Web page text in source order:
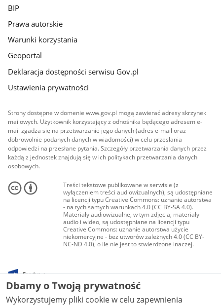
BIP
Prawa autorskie
Warunki korzystania
Geoportal
Deklaracja dostępności serwisu Gov.pl
Ustawienia prywatności
Strony dostępne w domenie www.gov.pl mogą zawierać adresy skrzynek
mailowych. Użytkownik korzystający z odnośnika będącego adresem e-
mail zgadza się na przetwarzanie jego danych (adres e-mail oraz
dobrowolnie podanych danych w wiadomości) w celu przesłania
odpowiedzi na przesłane pytania. Szczegóły przetwarzania danych przez
każdą z jednostek znajdują się w ich politykach przetwarzania danych
osobowych.
Treści tekstowe publikowane w serwisie (z
wyłączeniem treści audiowizualnych), są udostępniane
na licencji typu Creative Commons: uznanie autorstwa
- na tych samych warunkach 4.0 (CC BY-SA 4.0).
Materiały audiowizualne, w tym zdjęcia, materiały
audio i wideo, są udostępniane na licencji typu
Creative Commons: uznanie autorstwa użycie
niekomercyjne - bez utworów zależnych 4.0 (CC BY-
NC-ND 4.0), o ile nie jest to stwierdzone inaczej.
Dbamy o Twoją prywatność
Wykorzystujemy pliki cookie w celu zapewnienia